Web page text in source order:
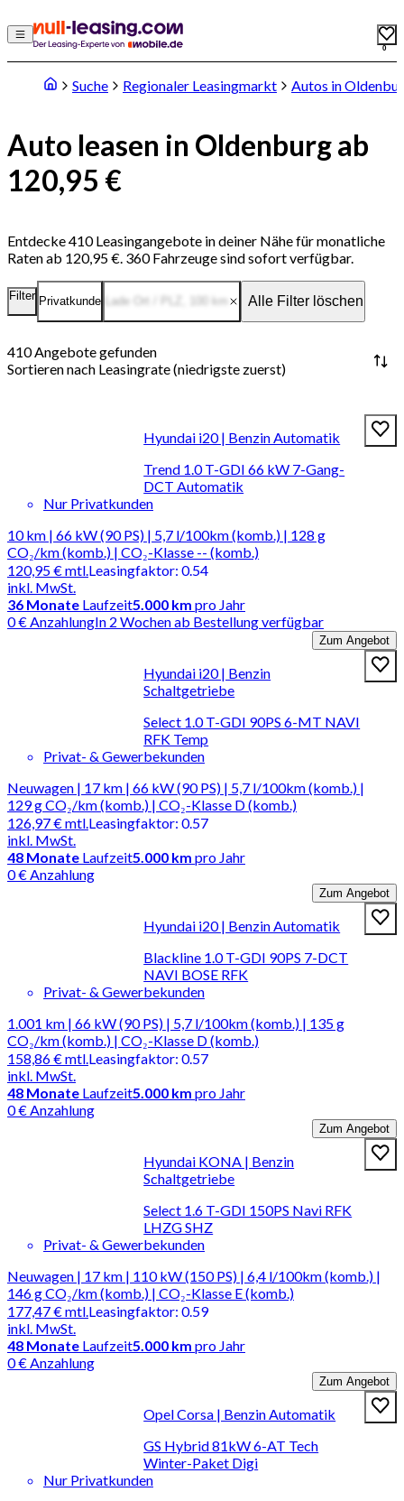
0
Suche Regionaler Leasingmarkt Autos in
Auto leasen in Oldenburg ab
120,95 €
Entdecke 410 Leasingangebote in deiner Nähe für monatliche
Raten ab 120,95 €. 360 Fahrzeuge sind sofort verfügbar.
Filter Privatkunde Lade Ort / PLZ km Alle Filter löschen
410Angebote gefunden
Sortieren nach Leasingrate (niedrigste zuerst)
Hyundai i20 | Benzin Automatik
Trend 1.0 T-GDI 66 kW 7-Gang-
DCT Automatik
Nur Privatkunden
10 km | 66 kW (90 PS) | 5,7 l/100km (komb.) | 128 g
CO₂/km (komb.) | CO₂-Klasse -- (komb.)
120,95 €mtl.
inkl. MwSt.
Leasingfaktor: 0.54
36 Monate Laufzeit5.000 km pro Jahr
0 € AnzahlungIn 2 Wochen ab Bestellung verfügbar
Zum Angebot
Hyundai i20 | Benzin
Schaltgetriebe
Select 1.0 T-GDI 90PS 6-MT NAVI
RFK Temp
Privat- & Gewerbekunden
Neuwagen | 17 km | 66 kW (90 PS) | 5,7 l/100km (komb.) |
129 g CO₂/km (komb.) | CO₂-Klasse D (komb.)
126,97 €mtl.
inkl. MwSt.
Leasingfaktor: 0.57
48 Monate Laufzeit5.000 km pro Jahr
0 € Anzahlung
Zum Angebot
Hyundai i20 | Benzin Automatik
Blackline 1.0 T-GDI 90PS 7-DCT
NAVI BOSE RFK
Privat- & Gewerbekunden
1.001 km | 66 kW (90 PS) | 5,7 l/100km (komb.) | 135 g
CO₂/km (komb.) | CO₂-Klasse D (komb.)
158,86 €mtl.
inkl. MwSt.
Leasingfaktor: 0.57
48 Monate Laufzeit5.000 km pro Jahr
0 € Anzahlung
Zum Angebot
Hyundai KONA | Benzin
Schaltgetriebe
Select 1.6 T-GDI 150PS Navi RFK
LHZG SHZ
Privat- & Gewerbekunden
Neuwagen | 17 km | 110 kW (150 PS) | 6,4 l/100km (komb.) |
146 g CO₂/km (komb.) | CO₂-Klasse E (komb.)
177,47 €mtl.
inkl. MwSt.
Leasingfaktor: 0.59
48 Monate Laufzeit5.000 km pro Jahr
0 € Anzahlung
Zum Angebot
Opel Corsa | Benzin Automatik
GS Hybrid 81kW 6-AT Tech
Winter-Paket Digi
Nur Privatkunden